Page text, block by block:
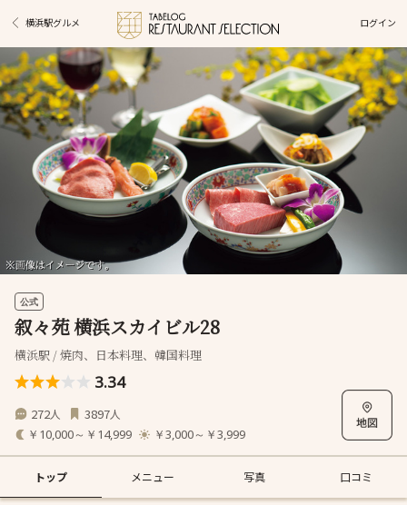
横浜駅グルメ ログイン
公式
叙々苑 横浜スカイビル28
横浜駅 / 焼肉、日本料理、韓国料理
3.34
272人 3897人
￥10,000～￥14,999 ￥3,000～￥3,999
トップ メニュー 写真 口コミ